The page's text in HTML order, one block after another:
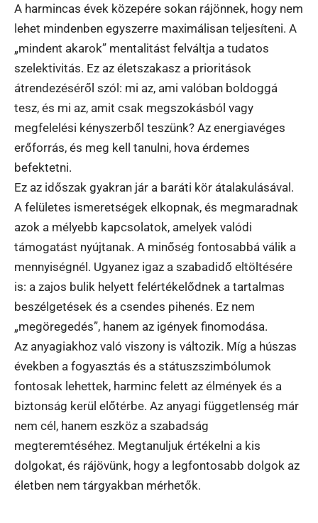
A harmincas évek közepére sokan rájönnek, hogy nem
lehet mindenben egyszerre maximálisan teljesíteni. A
„mindent akarok” mentalitást felváltja a tudatos
szelektivitás. Ez az életszakasz a prioritások
átrendezéséről szól: mi az, ami valóban boldoggá
tesz, és mi az, amit csak megszokásból vagy
megfelelési kényszerből teszünk? Az energiavéges
erőforrás, és meg kell tanulni, hova érdemes
befektetni.
Ez az időszak gyakran jár a baráti kör átalakulásával.
A felületes ismeretségek elkopnak, és megmaradnak
azok a mélyebb kapcsolatok, amelyek valódi
támogatást nyújtanak. A minőség fontosabbá válik a
mennyiségnél. Ugyanez igaz a szabadidő eltöltésére
is: a zajos bulik helyett felértékelődnek a tartalmas
beszélgetések és a csendes pihenés. Ez nem
„megöregedés”, hanem az igények finomodása.
Az anyagiakhoz való viszony is változik. Míg a húszas
években a fogyasztás és a státuszszimbólumok
fontosak lehettek, harminc felett az élmények és a
biztonság kerül előtérbe. Az anyagi függetlenség már
nem cél, hanem eszköz a szabadság
megteremtéséhez. Megtanuljuk értékelni a kis
dolgokat, és rájövünk, hogy a legfontosabb dolgok az
életben nem tárgyakban mérhetők.